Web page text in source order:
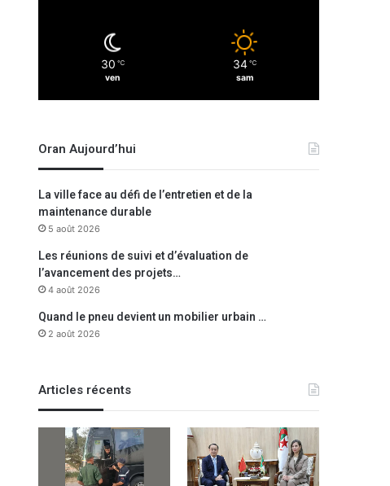
30 ℃
ven
34 ℃
sam
Oran Aujourd’hui
La ville face au défi de l’entretien et de la
maintenance durable
5 août 2026
Les réunions de suivi et d’évaluation de
l’avancement des projets…
4 août 2026
Quand le pneu devient un mobilier urbain …
2 août 2026
Articles récents